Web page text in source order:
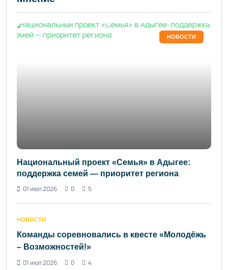
НОВОСТИ
Национальный проект «Семья» в Адыгее:
поддержка семей — приоритет региона
01 июл 2026
0 5
НОВОСТИ
Команды соревновались в квесте «Молодёжь
– Возможностей!»
01 июл 2026
0 4